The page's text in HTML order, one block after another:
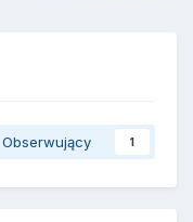
Obserwujący 1